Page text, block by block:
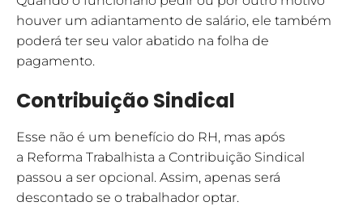
houver um adiantamento de salário, ele também
poderá ter seu valor abatido na folha de
pagamento.
Contribuição Sindical
Esse não é um benefício do RH, mas após
a Reforma Trabalhista a Contribuição Sindical
passou a ser opcional. Assim, apenas será
descontado se o trabalhador optar.